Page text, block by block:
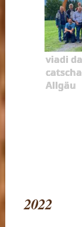
viadi da
Allgäu
2022